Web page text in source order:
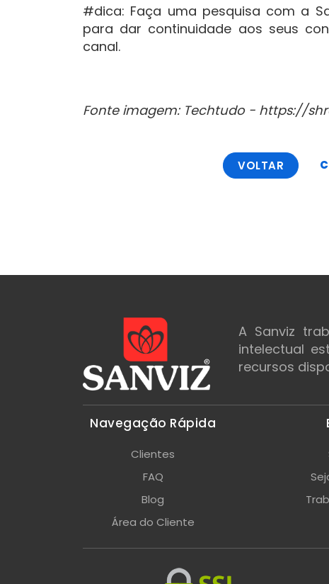
#dica: Faça uma pesquisa com a
para dar continuidade aos seus
canal.
Fonte imagem: Techtudo - https://
VOLTAR
A Sanviz
intelectual
recursos
Navegação Rápida
Clientes
FAQ
Blog
Área do Cliente